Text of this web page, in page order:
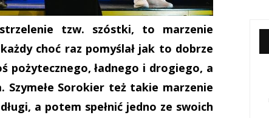
tzw. szóstki, to marzenie
choć raz pomyślał jak to dobrze
pożytecznego, ładnego i drogiego, a
Sorokier też takie marzenie
a potem spełnić jedno ze swoich